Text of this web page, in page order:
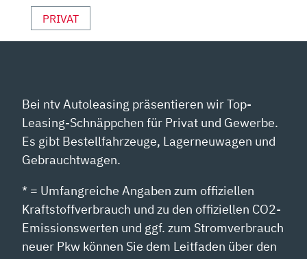
PRIVAT
Bei ntv Autoleasing präsentieren wir Top-
Leasing-Schnäppchen für Privat und Gewerbe.
Es gibt Bestellfahrzeuge, Lagerneuwagen und
Gebrauchtwagen.
* = Umfangreiche Angaben zum offiziellen
Kraftstoffverbrauch und zu den offiziellen CO2-
Emissionswerten und ggf. zum Stromverbrauch
neuer Pkw können Sie dem Leitfaden über den